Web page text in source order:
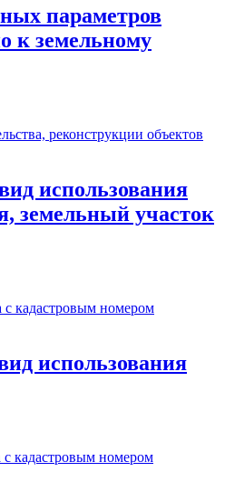
параметров
к земельному
реконструкции объектов
использования
земельный участок
кадастровым номером
использования
кадастровым номером